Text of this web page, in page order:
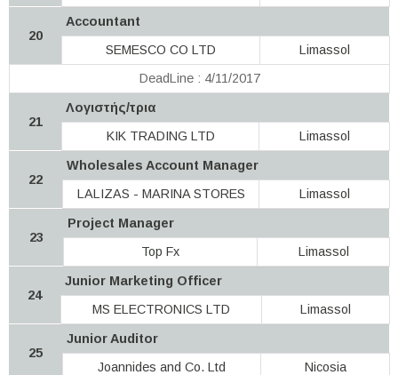
20
Accountant
SEMESCO CO LTD
Limassol
DeadLine : 4/11/2017
21
Λογιστής/τρια
KIK TRADING LTD
Limassol
22
Wholesales Account Manager
LALIZAS - MARINA STORES
Limassol
23
Project Manager
Top Fx
Limassol
24
Junior Marketing Officer
MS ELECTRONICS LTD
Limassol
25
Junior Auditor
Joannides and Co. Ltd
Nicosia